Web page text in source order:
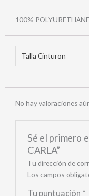
100% POLYURETHANE
Talla Cinturon
No hay valoraciones
Sé el primero
CARLA”
Tu dirección de
Los campos
Tu puntuación *